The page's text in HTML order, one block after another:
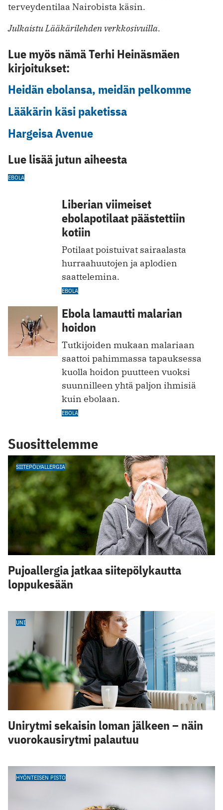
terveydentilaa Nairobista käsin.
Julkaistu Lääkärilehden verkkosivuilla.
Lue myös nämä Terhi Heinäsmäen
kirjoitukset:
Heidän ebolansa, meidän pelkomme
Lääkärin käsi paketissa
Hargeisa Avenue
Lue lisää jutun aiheesta
EBOLA
Liberian viimeiset
ebolapotilaat päästettiin
kotiin
Potilaat poistuivat sairaalasta
hurraahuutojen ja aplodien
saattelemina.
EBOLA
Ebola lamautti malarian
hoidon
Tutkijoiden mukaan malariaan
saattoi pahimmassa tapauksessa
kuolla hoidon puutteen vuoksi
suunnilleen yhtä paljon ihmisiä
kuin ebolaan.
EBOLA
Suosittelemme
SIITEPÖLYALLERGIA
Pujoallergia jatkaa siitepölykautta
loppukesään
UNI
Unirytmi sekaisin loman jälkeen – näin
vuorokausirytmi palautuu
HYÖNTEISEN PISTO